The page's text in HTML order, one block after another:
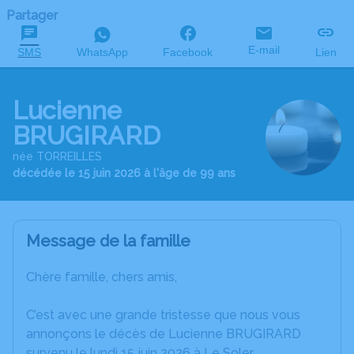
Partager
SMS WhatsApp Facebook E-mail Lien
Lucienne
BRUGIRARD
née TORREILLES
décédée le 15 juin 2026 à l'âge de 99 ans
Message de la famille
Chère famille, chers amis,
C’est avec une grande tristesse que nous vous
annonçons le décès de Lucienne BRUGIRARD